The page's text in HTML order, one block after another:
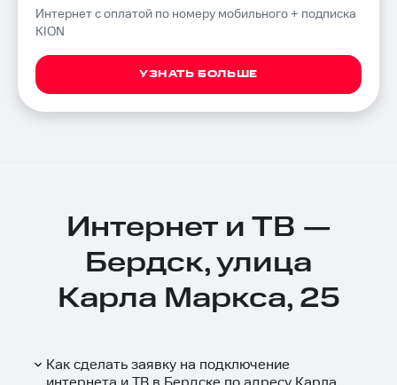
Интернет с оплатой по номеру мобильного + подписка
KION
УЗНАТЬ БОЛЬШЕ
Интернет и ТВ —
Бердск, улица
Карла Маркса, 25
Как сделать заявку на подключение